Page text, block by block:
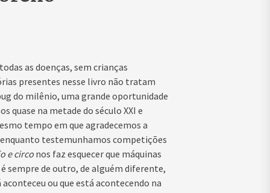
as doenças, sem crianças
presentes nesse livro não tratam
do milênio, uma grande oportunidade
quase na metade do século XXI e
tempo em que agradecemos a
testemunhamos competições
e circonos faz esquecer que máquinas
sempre de outro, de alguém diferente,
ou que está acontecendo na